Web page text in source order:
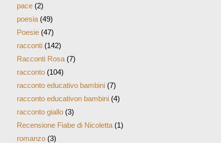
pace(2)
poesia(49)
Poesie(47)
racconti(142)
Racconti Rosa(7)
racconto(104)
racconto educativo bambini(7)
racconto educativon bambini(4)
racconto giallo(3)
Recensione Fiabe di Nicoletta(1)
romanzo(3)